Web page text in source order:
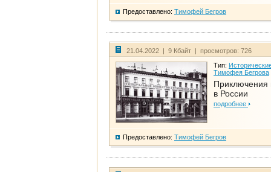
Предоставлено: Тимофей Бегров
21.04.2022 | 9 Кбайт | просмотров: 726
Тип:
Тимофея Бегрова
Приключения
в России
подробнее
Предоставлено: Тимофей Бегров